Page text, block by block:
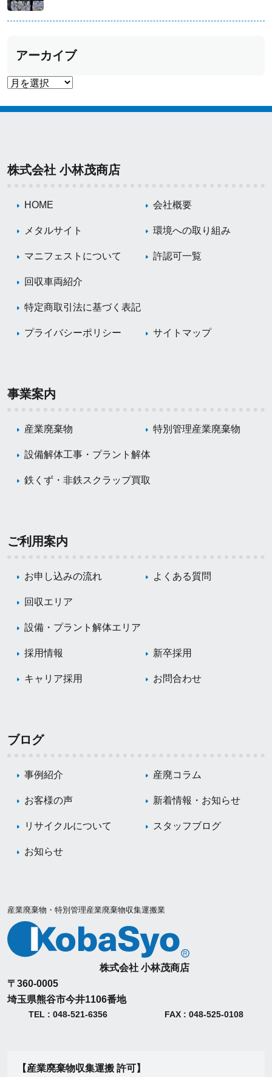
アーカイブ
株式会社 小林茂商店
HOME 会社概要
メタルサイト 環境への取り組み
マニフェストについて 許認可一覧
回収車両紹介
特定商取引法に基づく表記
プライバシーポリシー サイトマップ
事業案内
産業廃棄物 特別管理産業廃棄物
設備解体工事・プラント解体
鉄くず・非鉄スクラップ買取
ご利用案内
お申し込みの流れ よくある質問
回収エリア
設備・プラント解体エリア
採用情報 新卒採用
キャリア採用 お問合わせ
ブログ
事例紹介 産廃コラム
お客様の声 新着情報・お知らせ
リサイクルについて スタッフブログ
お知らせ
産業廃棄物・特別管理産業廃棄物収集運搬業
株式会社 小林茂商店
〒360-0005
埼玉県熊谷市今井1106番地
TEL : 048-521-6356 FAX : 048-525-0108
【産業廃棄物収集運搬 許可】